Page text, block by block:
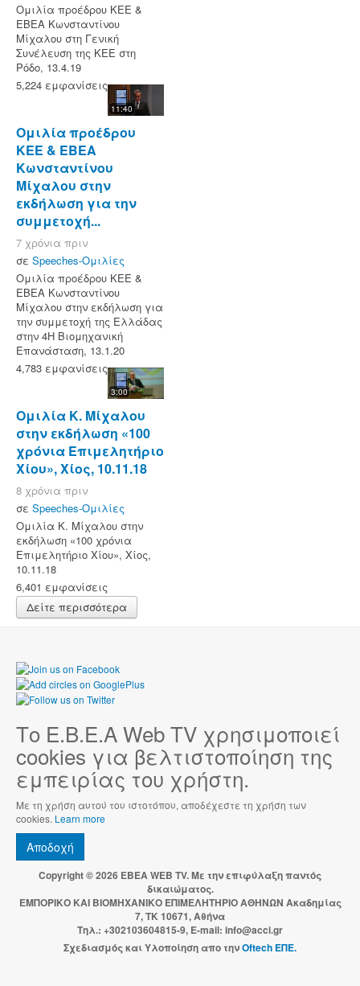
Ομιλία προέδρου ΚΕΕ &
ΕΒΕΑ Κωνσταντίνου
Μίχαλου στη Γενική
Συνέλευση της ΚΕΕ στη
Ρόδο, 13.4.19
5,224 εμφανίσεις
11:40
Ομιλία προέδρου
ΚΕΕ & ΕΒΕΑ
Κωνσταντίνου
Μίχαλου στην
εκδήλωση για την
συμμετοχή...
7 χρόνια πριν
σε Speeches-Ομιλίες
Ομιλία προέδρου ΚΕΕ &
ΕΒΕΑ Κωνσταντίνου
Μίχαλου στην εκδήλωση για
την συμμετοχή της Ελλάδας
στην 4Η Βιομηχανική
Επανάσταση, 13.1.20
4,783 εμφανίσεις
3:00
Ομιλία Κ. Μίχαλου
στην εκδήλωση «100
χρόνια Επιμελητήριο
Χίου», Χίος, 10.11.18
8 χρόνια πριν
σε Speeches-Ομιλίες
Ομιλία Κ. Μίχαλου στην
εκδήλωση «100 χρόνια
Επιμελητήριο Χίου», Χίος,
10.11.18
6,401 εμφανίσεις
Δείτε περισσότερα
Το Ε.Β.Ε.Α Web TV χρησιμοποιεί
cookies για βελτιστοποίηση της
εμπειρίας του χρήστη.
Με τη χρήση αυτού του ιστοτόπου, αποδέχεστε τη χρήση των
cookies. Learn more
Αποδοχή
Copyright © 2026 EBEA WEB TV. Με την επιφύλαξη παντός
δικαιώματος.
ΕΜΠΟΡΙΚΟ ΚΑΙ ΒΙΟΜΗΧΑΝΙΚΟ ΕΠΙΜΕΛΗΤΗΡΙΟ ΑΘΗΝΩΝ Ακαδημίας
7, ΤΚ 10671, Αθήνα
Τηλ.: +302103604815-9, E-mail: info@acci.gr
Σχεδιασμός και Υλοποίηση απο τηνOftech ΕΠΕ.